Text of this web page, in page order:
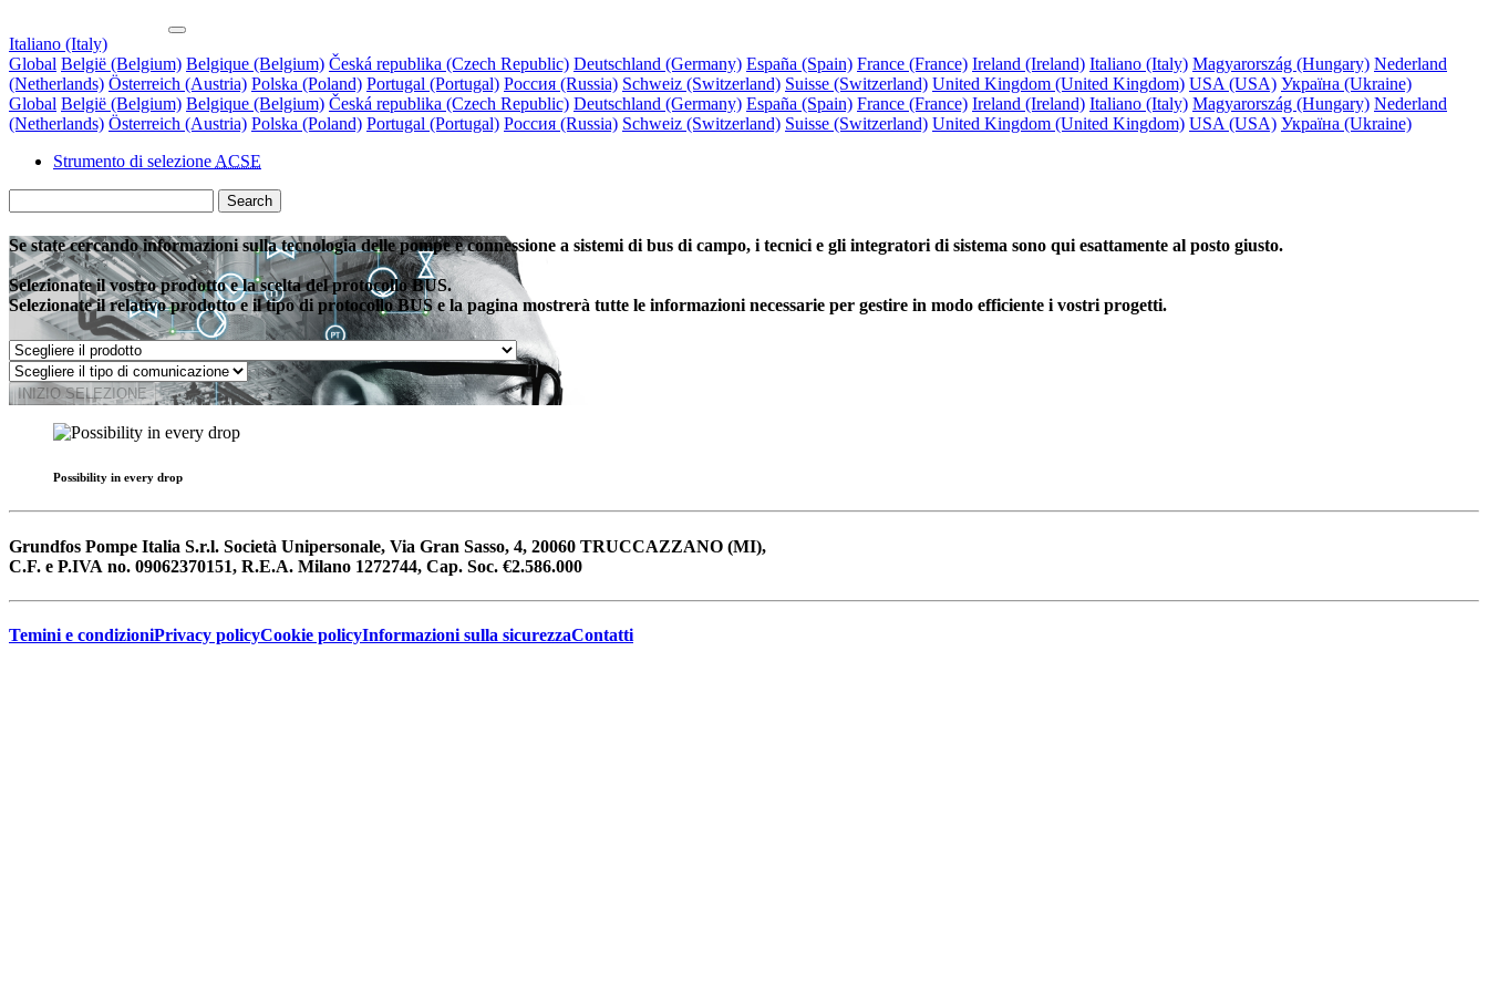
Italiano (Italy)
Global België (Belgium) Belgique (Belgium) Česká republika (Czech Republic) Deutschland (Germany) España (Spain) France (France) Ireland (Ireland) Italiano (Italy) Magyarország (Hungary) Nederland
(Netherlands) Österreich (Austria) Polska (Poland) Portugal (Portugal) Россия (Russia) Schweiz (Switzerland) Suisse (Switzerland) United Kingdom (United Kingdom) USA (USA) Україна (Ukraine)
Global België (Belgium) Belgique (Belgium) Česká republika (Czech Republic) Deutschland (Germany) España (Spain) France (France) Ireland (Ireland) Italiano (Italy) Magyarország (Hungary) Nederland
(Netherlands) Österreich (Austria) Polska (Poland) Portugal (Portugal) Россия (Russia) Schweiz (Switzerland) Suisse (Switzerland) United Kingdom (United Kingdom) USA (USA) Україна (Ukraine)
Strumento di selezione ACSE
Search
Se state cercando informazioni sulla tecnologia delle pompe e connessione a sistemi di bus di campo, i tecnici e gli integratori di sistema sono qui esattamente al posto giusto.
Selezionate il vostro prodotto e la scelta del protocollo BUS.
Selezionate il relativo prodotto e il tipo di protocollo BUS e la pagina mostrerà tutte le informazioni necessarie per gestire in modo efficiente i vostri progetti.
INIZIO SELEZIONE
Possibility in every drop
Grundfos Pompe Italia S.r.l. Società Unipersonale, Via Gran Sasso, 4, 20060 TRUCCAZZANO (MI),
C.F. e P.IVA no. 09062370151, R.E.A. Milano 1272744, Cap. Soc. €2.586.000
Temini e condizioniPrivacy policyCookie policyInformazioni sulla sicurezzaContatti